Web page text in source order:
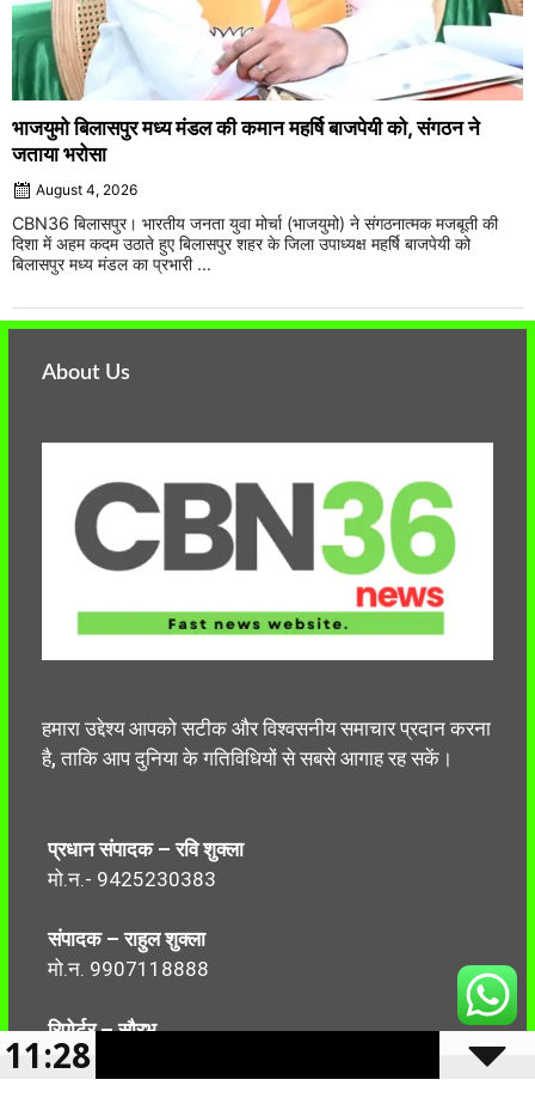
भाजयुमो बिलासपुर मध्य मंडल की कमान महर्षि बाजपेयी को, संगठन ने
जताया भरोसा
August 4, 2026
CBN36 बिलासपुर। भारतीय जनता युवा मोर्चा (भाजयुमो) ने संगठनात्मक मजबूती की
दिशा में अहम कदम उठाते हुए बिलासपुर शहर के जिला उपाध्यक्ष महर्षि बाजपेयी को
बिलासपुर मध्य मंडल का प्रभारी ...
About Us
हमारा उद्देश्य आपको सटीक और विश्वसनीय समाचार प्रदान करना
है, ताकि आप दुनिया के गतिविधियों से सबसे आगाह रह सकें।
प्रधान संपादक – रवि शुक्ला
मो.न.- 9425230383
संपादक – राहुल शुक्ला
मो.न. 9907118888
रिपोर्टर – सौरभ
मो.न.-7499999906
11:28